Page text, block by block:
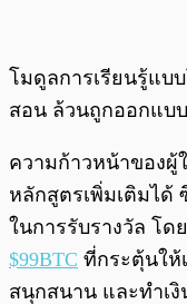
โมดูลการเรียนรู้แบ
สอน ล้วนถูกออกแบ
ความก้าวหน้าของผู้
หลักสูตรเพิ่มเติมได้
ในการรับรางวัล โ
$99BTC ที่กระตุ้นให้
สนุกสนาน และทำเ